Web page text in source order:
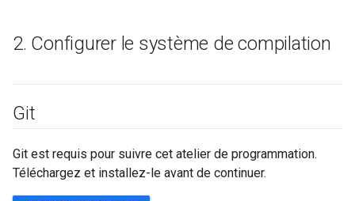
2. Configurer le système de compilation
Git
Git est requis pour suivre cet atelier de programmation.
Téléchargez et installez-le avant de continuer.